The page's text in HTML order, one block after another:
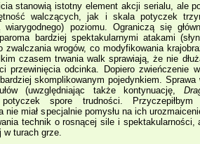
stanowią istotny element akcji serialu, ale
walczących, jak i skala potyczek
poziomu. Ograniczą się
bardziej spektakularnymi atakami
zwalczania wrogów, co modyfikowania
czasem trwania walk sprawiają, że nie
przewinięcia odcinka. Dopiero zwieńczenie
skomplikowanym pojedynkiem. Sprawa
(uwzględniając także kontynuację,
spore trudności.
miał specjalnie pomysłu na ich
technik o rosnącej sile i spektakularności,
w turach grze.